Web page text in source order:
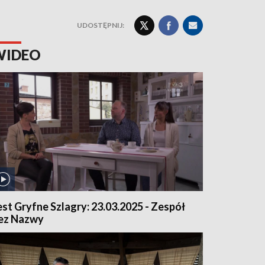
UDOSTĘPNIJ:
Gryfne Szlagry: 23.03.2025 - Zespół
Nazwy